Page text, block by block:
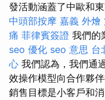
發活動涵蓋了中歐和
中頭部按摩 嘉義 外燴
痛 菲律賓簽證 我們的
seo 優化 seo 意思 台
心 我們認為，我們通
效操作模型向合作夥
銷售目標是小客戶和消